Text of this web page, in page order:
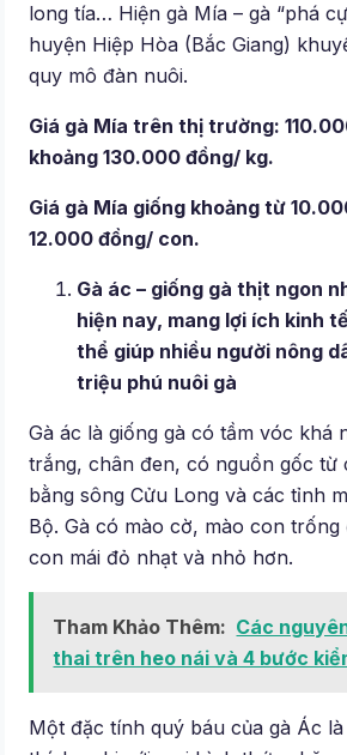
long tía… Hiện gà Mía – gà “phá
huyện Hiệp Hòa (Bắc Giang)
quy mô đàn nuôi.
Giá gà Mía trên thị trường:
khoảng 130.000 đồng/ kg.
Giá gà Mía giống khoảng từ
12.000 đồng/ con.
Gà ác – giống gà thịt ngon
hiện nay, mang lợi ích kinh
thể giúp nhiều người nông
triệu phú nuôi gà
Gà ác là giống gà có tầm vóc khá
trắng, chân đen, có nguồn gốc từ
bằng sông Cửu Long và các tỉnh
Bộ. Gà có mào cờ, mào con trống
con mái đỏ nhạt và nhỏ hơn.
Tham Khảo Thêm: Các
thai trên heo nái và 4 bước
Một đặc tính quý báu của gà Ác